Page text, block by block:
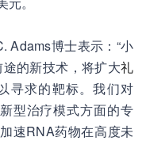
Adams博士表示：“小
的新技术，将扩大礼
寻求的靶标。我们对
型治疗模式方面的专
速RNA药物在高度未